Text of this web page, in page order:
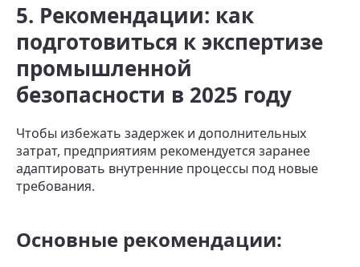
5. Рекомендации: как
подготовиться к экспертизе
промышленной
безопасности в 2025 году
Чтобы избежать задержек и дополнительных
затрат, предприятиям рекомендуется заранее
адаптировать внутренние процессы под новые
требования.
Основные рекомендации: